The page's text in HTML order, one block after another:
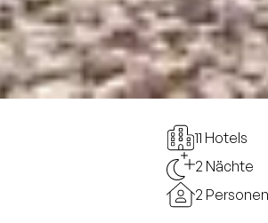
11 Hotels
2 Nächte
2 Personen